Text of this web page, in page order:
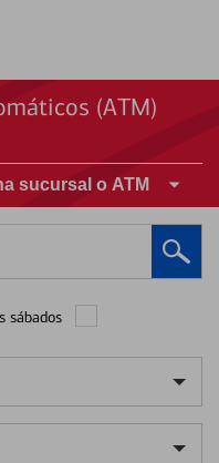
(ATM)
sucursal o ATM
sábados